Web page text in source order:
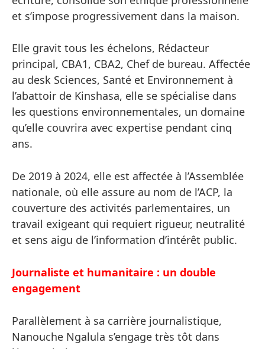
et s’impose progressivement dans la maison.
Elle gravit tous les échelons, Rédacteur
principal, CBA1, CBA2, Chef de bureau. Affectée
au desk Sciences, Santé et Environnement à
l’abattoir de Kinshasa, elle se spécialise dans
les questions environnementales, un domaine
qu’elle couvrira avec expertise pendant cinq
ans.
De 2019 à 2024, elle est affectée à l’Assemblée
nationale, où elle assure au nom de l’ACP, la
couverture des activités parlementaires, un
travail exigeant qui requiert rigueur, neutralité
et sens aigu de l’information d’intérêt public.
Journaliste et humanitaire : un double
engagement
Parallèlement à sa carrière journalistique,
Nanouche Ngalula s’engage très tôt dans